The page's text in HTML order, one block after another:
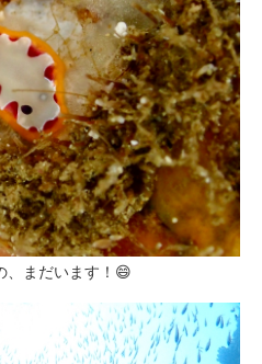
、まだいます！😄